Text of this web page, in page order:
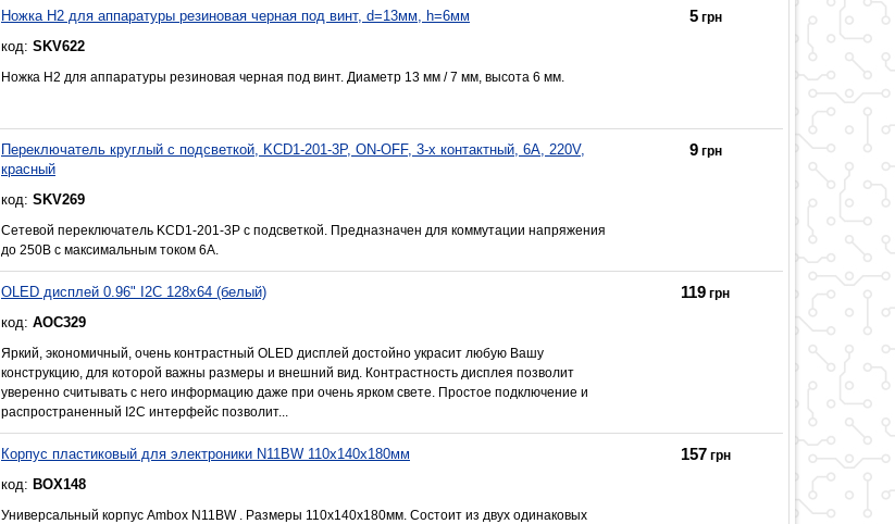
Ножка H2 для аппаратуры резиновая черная под винт, d=13мм, h=6мм
код: SKV622
Ножка Н2 для аппаратуры резиновая черная под винт. Диаметр 13 мм / 7 мм, высота 6 мм.
5грн
Переключатель круглый c подсветкой, KCD1-201-3P, ON-OFF, 3-х контактный, 6A, 220V,
красный
код: SKV269
Сетевой переключатель KCD1-201-3P с подсветкой. Предназначен для коммутации напряжения
до 250В с максимальным током 6А.
9грн
OLED дисплей 0.96" I2C 128x64 (белый)
код: AOC329
Яркий, экономичный, очень контрастный OLED дисплей достойно украсит любую Вашу
конструкцию, для которой важны размеры и внешний вид. Контрастность дисплея позволит
уверенно считывать с него информацию даже при очень ярком свете. Простое подключение и
распространенный I2C интерфейс позволит...
119 грн
Корпус пластиковый для электроники N11BW 110x140x180мм
код: BOX148
Универсальный корпус Ambox N11BW . Размеры 110x140x180мм. Состоит из двух одинаковых
157грн